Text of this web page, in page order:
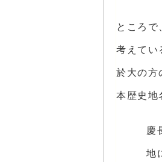
ところで
考えてい
於大の方
本歴史地
慶
地